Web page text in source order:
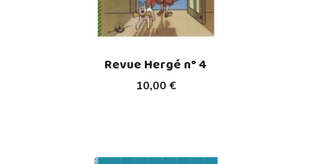
10,00 €
Revue Hergé n° 4